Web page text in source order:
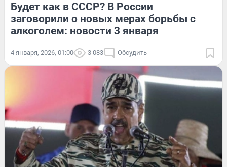
Будет как в СССР? В России
заговорили о новых мерах борьбы с
алкоголем: новости 3 января
4 января, 2026, 01:00 3 083 Обсудить